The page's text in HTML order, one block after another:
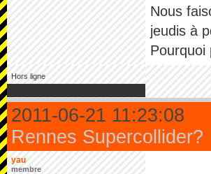
Nous
jeudis à
Pourquoi
Hors ligne
2011-06-21 11:23:08
Rennes Supercollider?
yau
membre